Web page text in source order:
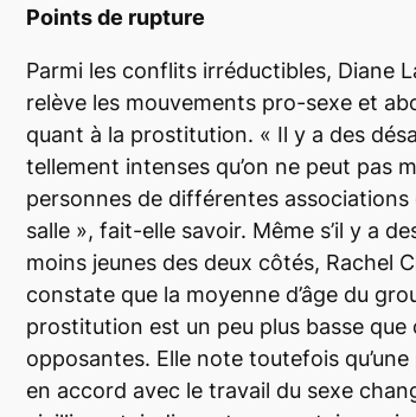
Points de rupture
Parmi les conflits irréductibles, Diane
relève les mouvements pro-sexe et
quant à la prostitution. « Il y a des
tellement intenses qu’on ne peut pas
personnes de différentes associations
salle », fait-elle savoir. Même s’il y a
moins jeunes des deux côtés, Rachel
constate que la moyenne d’âge du
prostitution est un peu plus basse que
opposantes. Elle note toutefois
en accord avec le travail du sexe